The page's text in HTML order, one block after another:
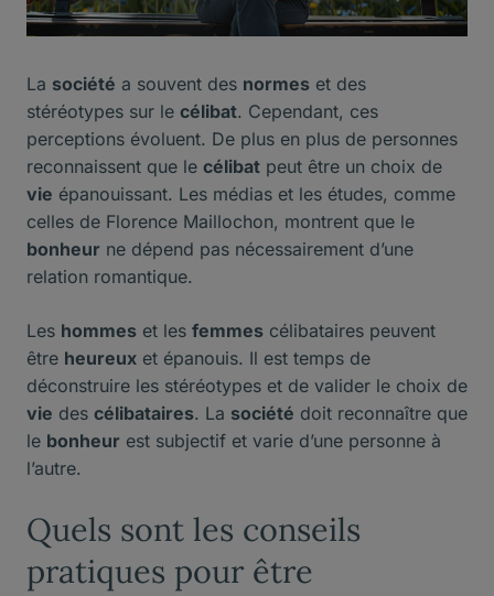
La société a souvent des normes et des
stéréotypes sur le célibat. Cependant, ces
perceptions évoluent. De plus en plus de personnes
reconnaissent que le célibat peut être un choix de
vie épanouissant. Les médias et les études, comme
celles de Florence Maillochon, montrent que le
bonheur ne dépend pas nécessairement d’une
relation romantique.
Les hommes et les femmes célibataires peuvent
être heureux et épanouis. Il est temps de
déconstruire les stéréotypes et de valider le choix de
vie des célibataires. La société doit reconnaître que
le bonheur est subjectif et varie d’une personne à
l’autre.
Quels sont les conseils
pratiques pour être